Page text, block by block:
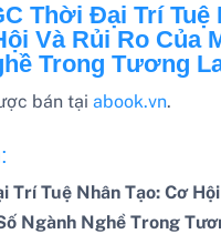
Thời Đại Trí Tuệ
Và Rủi Ro Của
Trong Tương
bán tại abook.vn.
Trí Tuệ Nhân Tạo: Cơ
Ngành Nghề Trong